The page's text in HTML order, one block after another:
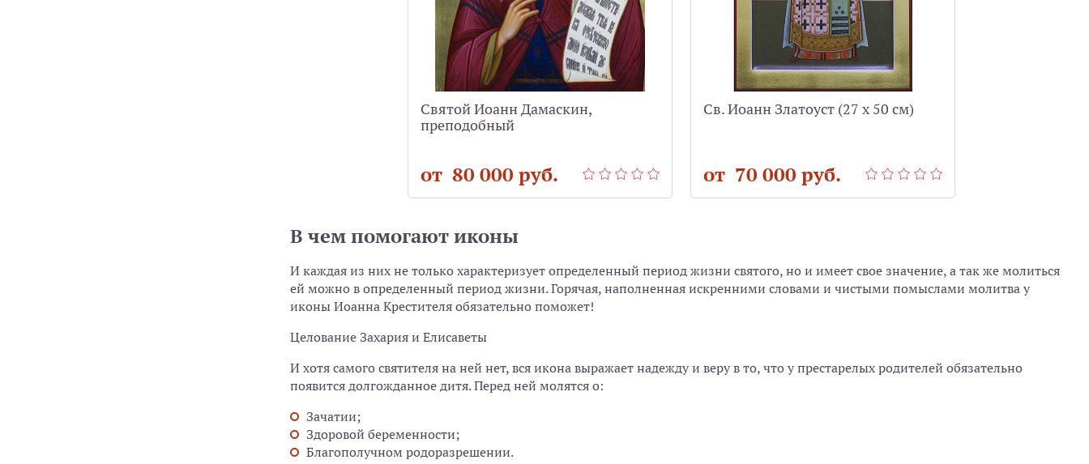
Святой Иоанн Дамаскин,
преподобный
от 80 000 руб.
Св. Иоанн Златоуст (27 х 50 см)
от 70 000 руб.
В чем помогают иконы
И каждая из них не только характеризует определенный период жизни святого, но и имеет свое значение, а так же молиться
ей можно в определенный период жизни. Горячая, наполненная искренними словами и чистыми помыслами молитва у
иконы Иоанна Крестителя обязательно поможет!
Целование Захария и Елисаветы
И хотя самого святителя на ней нет, вся икона выражает надежду и веру в то, что у престарелых родителей обязательно
появится долгожданное дитя. Перед ней молятся о:
Зачатии;
Здоровой беременности;
Благополучном родоразрешении.